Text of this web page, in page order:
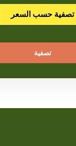
تصفية حسب السعر
تصفية